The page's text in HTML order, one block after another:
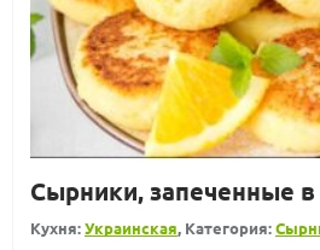
Сырники, запеченные
Кухня:Украинская, Категория: